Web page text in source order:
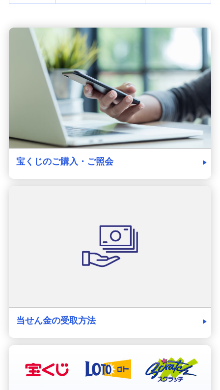
発売スケジュール
みずほ銀行について
宝くじのご購入・ご照会
当せん金の受取方法